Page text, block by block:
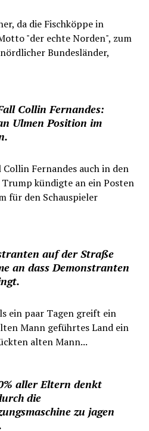
da die Fischköppe in
"der echte Norden", zum
Bundesländer,
Collin Fernandes:
Ulmen Position im
Fernandes auch in den
Trump kündigte an ein Posten
für den Schauspieler
auf der Straße
an dass Demonstranten
ein paar Tagen greift ein
Mann geführtes Land ein
alten Mann...
aller Eltern denkt
die
zu jagen